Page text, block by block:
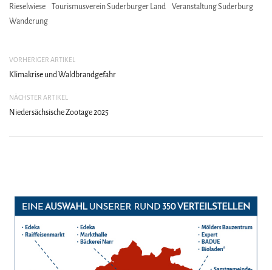
Rieselwiese
Tourismusverein Suderburger Land
Veranstaltung Suderburg
Wanderung
VORHERIGER ARTIKEL
Klimakrise und Waldbrandgefahr
NÄCHSTER ARTIKEL
Niedersächsische Zootage 2025